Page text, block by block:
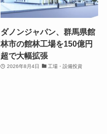
ダノンジャパン、群馬県館
林市の館林工場を150億円
超で大幅拡張
2026年8月4日 工場・設備投資